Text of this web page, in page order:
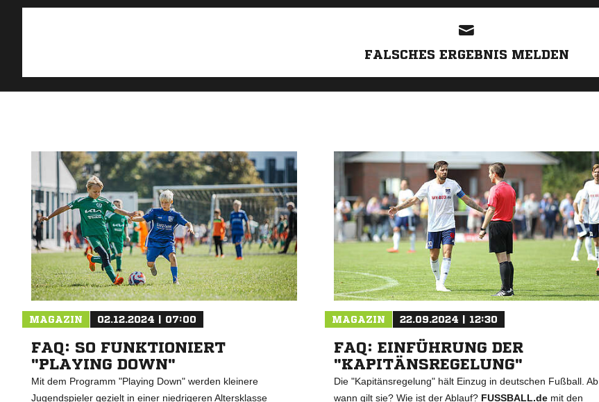
FALSCHES ERGEBNIS MELDEN
MAGAZIN 02.12.2024 | 07:00
FAQ: SO FUNKTIONIERT
"PLAYING DOWN"
Mit dem Programm "Playing Down" werden kleinere
Jugendspieler gezielt in einer niedrigeren Altersklasse
MAGAZIN 22.09.2024 | 12:30
FAQ: EINFÜHRUNG DER
"KAPITÄNSREGELUNG"
Die "Kapitänsregelung" hält Einzug in deutschen Fußball. Ab
wann gilt sie? Wie ist der Ablauf? FUSSBALL.demit den